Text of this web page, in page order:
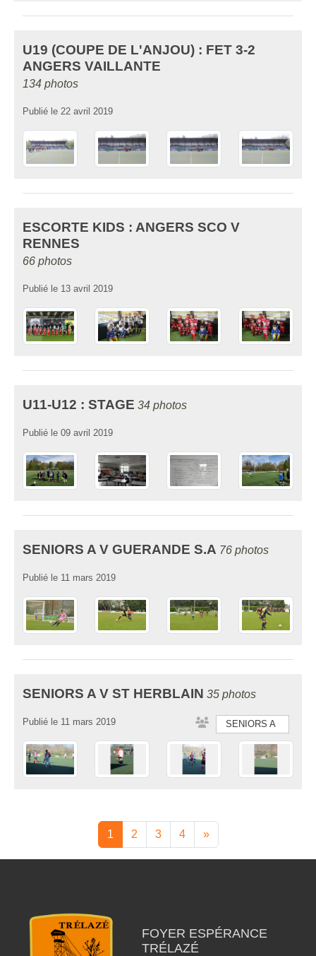
U19 (COUPE DE L'ANJOU) : FET 3-2
ANGERS VAILLANTE
134 photos
Publié le 22 avril 2019
ESCORTE KIDS : ANGERS SCO V
RENNES
66 photos
Publié le 13 avril 2019
U11-U12 : STAGE 34 photos
Publié le 09 avril 2019
SENIORS A V GUERANDE S.A 76 photos
Publié le 11 mars 2019
SENIORS A V ST HERBLAIN 35 photos
SENIORS A
Publié le 11 mars 2019
1 2 3 4 »
FOYER ESPÉRANCE
TRÉLAZÉ